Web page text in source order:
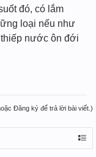
đó, có lắm
loại nếu như
nước ôn đới
Đăng ký để trả lời bài viết.)